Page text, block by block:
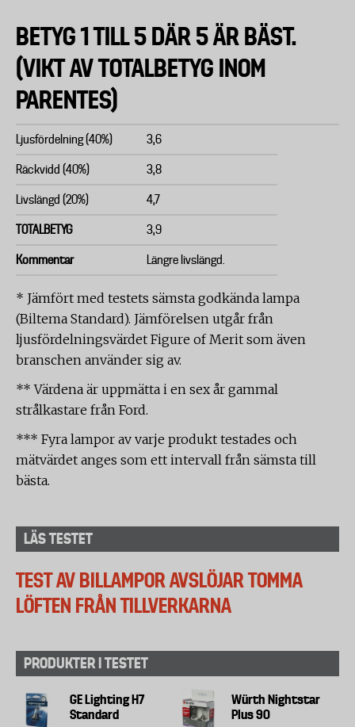
BETYG 1 TILL 5 DÄR 5 ÄR BÄST.
(VIKT AV TOTALBETYG INOM
PARENTES)
Ljusfördelning (40%) 3,6
Räckvidd (40%) 3,8
Livslängd (20%) 4,7
TOTALBETYG 3,9
Kommentar Längre livslängd.
* Jämfört med testets sämsta godkända lampa
(Biltema Standard). Jämförelsen utgår från
ljusfördelningsvärdet Figure of Merit som även
branschen använder sig av.
** Värdena är uppmätta i en sex år gammal
strålkastare från Ford.
*** Fyra lampor av varje produkt testades och
mätvärdet anges som ett intervall från sämsta till
bästa.
LÄS TESTET
TEST AV BILLAMPOR AVSLÖJAR TOMMA
LÖFTEN FRÅN TILLVERKARNA
PRODUKTER I TESTET
GE Lighting H7
Standard
Würth Nightstar
Plus 90